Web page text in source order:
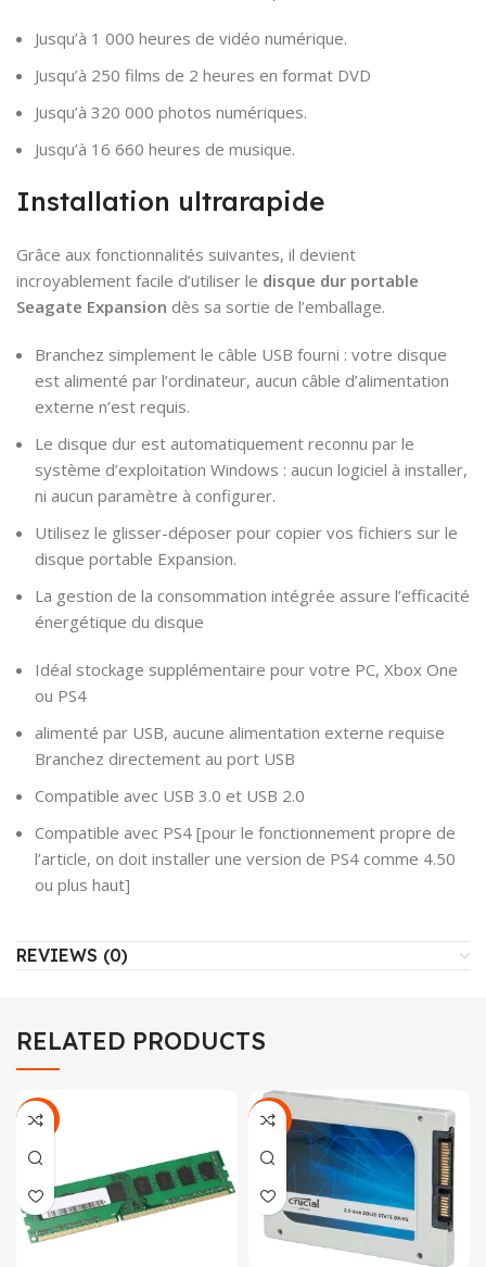
Jusqu’à 1 000 heures de vidéo numérique.
Jusqu’à 250 films de 2 heures en format DVD
Jusqu’à 320 000 photos numériques.
Jusqu’à 16 660 heures de musique.
Installation ultrarapide
Grâce aux fonctionnalités suivantes, il devient
incroyablement facile d’utiliser le disque dur portable
Seagate Expansion dès sa sortie de l’emballage.
Branchez simplement le câble USB fourni : votre disque
est alimenté par l’ordinateur, aucun câble d’alimentation
externe n’est requis.
Le disque dur est automatiquement reconnu par le
système d’exploitation Windows : aucun logiciel à installer,
ni aucun paramètre à configurer.
Utilisez le glisser-déposer pour copier vos fichiers sur le
disque portable Expansion.
La gestion de la consommation intégrée assure l’efficacité
énergétique du disque
Idéal stockage supplémentaire pour votre PC, Xbox One
ou PS4
alimenté par USB, aucune alimentation externe requise
Branchez directement au port USB
Compatible avec USB 3.0 et USB 2.0
Compatible avec PS4 [pour le fonctionnement propre de
l’article, on doit installer une version de PS4 comme 4.50
ou plus haut]
REVIEWS (0)
RELATED PRODUCTS
-20% -32%